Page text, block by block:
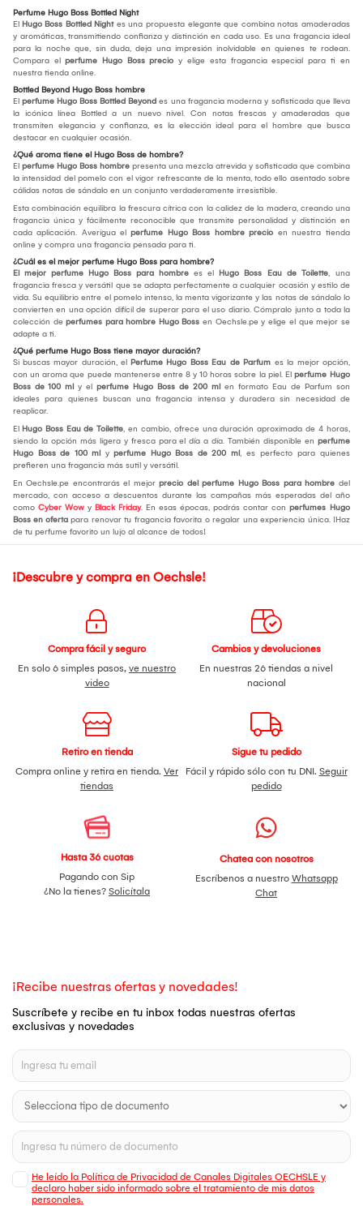
Perfume Hugo Boss Bottled Night
El Hugo Boss Bottled Nightes una propuesta elegante que combina notas amaderadas
y aromáticas, transmitiendo confianza y distinción en cada uso. Es una fragancia ideal
para la noche que, sin duda, deja una impresión inolvidable en quienes te rodean.
Compara el perfume Hugo Boss precio y elige esta fragancia especial para ti en
nuestra tienda online.
Bottled Beyond Hugo Boss hombre
El perfume Hugo Boss Bottled Beyond es una fragancia moderna y sofisticada que lleva
la icónica línea Bottled a un nuevo nivel. Con notas frescas y amaderadas que
transmiten elegancia y confianza, es la elección ideal para el hombre que busca
destacar en cualquier ocasión.
¿Qué aroma tiene el Hugo Boss de hombre?
El perfume Hugo Boss hombre presenta una mezcla atrevida y sofisticada que combina
la intensidad del pomelo con el vigor refrescante de la menta, todo ello asentado sobre
cálidas notas de sándalo en un conjunto verdaderamente irresistible.
Esta combinación equilibra la frescura cítrica con la calidez de la madera, creando una
fragancia única y fácilmente reconocible que transmite personalidad y distinción en
cada aplicación. Averigua el perfume Hugo Boss hombre precio en nuestra tienda
online y compra una fragancia pensada para ti.
¿Cuál es el mejor perfume Hugo Boss para hombre?
El mejor perfume Hugo Boss para hombre es el Hugo Boss Eau de Toilette, una
fragancia fresca y versátil que se adapta perfectamente a cualquier ocasión y estilo de
vida. Su equilibrio entre el pomelo intenso, la menta vigorizante y las notas de sándalo lo
convierten en una opción difícil de superar para el uso diario. Cómpralo junto a toda la
colección de perfumes para hombre Hugo Boss en Oechsle.pe y elige el que mejor se
adapte a ti.
¿Qué perfume Hugo Boss tiene mayor duración?
Si buscas mayor duración, el Perfume Hugo Boss Eau de Parfum es la mejor opción,
con un aroma que puede mantenerse entre 8 y 10 horas sobre la piel. El perfume Hugo
Boss de 100 ml y el perfume Hugo Boss de 200 ml en formato Eau de Parfum son
ideales para quienes buscan una fragancia intensa y duradera sin necesidad de
reaplicar.
El Hugo Boss Eau de Toilette, en cambio, ofrece una duración aproximada de 4 horas,
siendo la opción más ligera y fresca para el día a día. También disponible en perfume
Hugo Boss de 100 ml y perfume Hugo Boss de 200 ml, es perfecto para quienes
prefieren una fragancia más sutil y versátil.
En Oechsle.pe encontrarás el mejor precio del perfume Hugo Boss para hombre del
mercado, con acceso a descuentos durante las campañas más esperadas del año
como Cyber Wow y Black Friday. En esas épocas, podrás contar con perfumes Hugo
Boss en oferta para renovar tu fragancia favorita o regalar una experiencia única. ¡Haz
de tu perfume favorito un lujo al alcance de todos!
¡Descubre y compra en Oechsle!
Compra fácil y seguro
En solo 6 simples pasos, ve nuestro
video
Cambios y devoluciones
En nuestras 26 tiendas a nivel
nacional
Retiro en tienda
Compra online y retira en tienda. Ver
tiendas
Sigue tu pedido
Fácil y rápido sólo con tu DNI. Seguir
pedido
Hasta 36 cuotas
Pagando con Sip
¿No la tienes? Solicítala
Chatea con nosotros
Escríbenos a nuestro Whatsapp
Chat
¡Recibe nuestras ofertas y novedades!
Suscríbete y recibe en tu inbox todas nuestras ofertas
exclusivas y novedades
He leído la Política de Privacidad de Canales Digitales OECHSLE y
declaro haber sido informado sobre el tratamiento de mis datos
personales.